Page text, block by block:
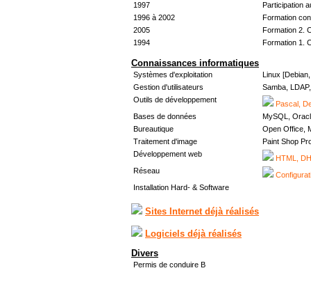
1997
Participation
1996 à 2002
Formation
2005
Formation 2.
1994
Formation 1.
Connaissances informatiques
Systèmes d'exploitation
Linux
Gestion d'utilisateurs
Samba,
Outils de développement
Pascal,
Bases de données
MySQL,
Bureautique
Open Office,
Traitement d'image
Paint Shop
Développement web
HTML,
Réseau
Installation Hard- & Software
Sites Internet déjà réalisés
Logiciels déjà réalisés
Divers
Permis de conduire B